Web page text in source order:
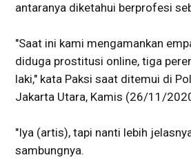
antaranya diketahui berprofesi
"Saat ini kami mengamankan
diduga prostitusi online, tiga
laki," kata Paksi saat ditemui di
Jakarta Utara, Kamis (26/11/
"Iya (artis), tapi nanti lebih
sambungnya.